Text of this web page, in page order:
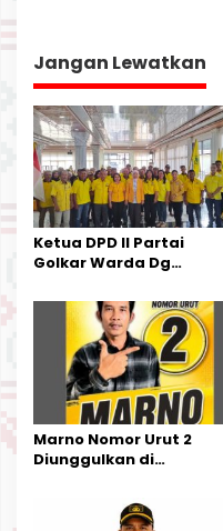
a
s
i
p
o
s
Jangan Lewatkan
Ketua DPD II Partai
Golkar Warda Dg
Pengurus Parti
Kecamatan Petasia dan
Kecamatan Petbar
Marno Nomor Urut 2
Diunggulkan di
Kesederhanaannya Jadi
Harapan Warga